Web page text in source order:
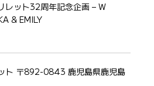
レット32周年記念企画 – W
& EMILY
ト 〒892-0843 鹿児島県鹿児島